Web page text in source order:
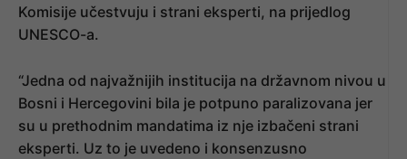
Komisije učestvuju i strani eksperti, na prijedlog
UNESCO-a.
“Jedna od najvažnijih institucija na državnom nivou u
Bosni i Hercegovini bila je potpuno paralizovana jer
su u prethodnim mandatima iz nje izbačeni strani
eksperti. Uz to je uvedeno i konsenzusno